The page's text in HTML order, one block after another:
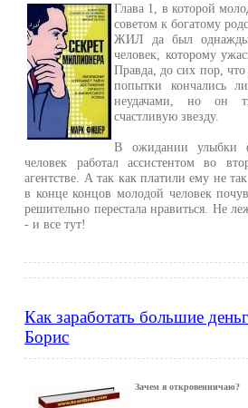
Глава 1, в которой
советом к богатому
ЖИЛ да был однажды
человек, которому
Правда, до сих пор, что
попытки кончались
неудачами, но он
счастливую звезду.
В ожидании улыбки
человек работал ассистентом во
агентстве. А так как платили ему не
в конце концов молодой человек
решительно перестала нравиться. Не
- и все тут!
Как заработать большие
Борис
Зачем я откровенничаю?